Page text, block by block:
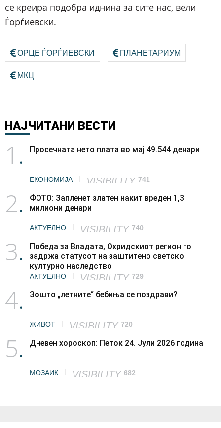
се креира подобра иднина за сите нас, вели
Ѓорѓиевски.
ОРЦЕ ЃОРЃИЕВСКИ ПЛАНЕТАРИУМ
МКЦ
НАЈЧИТАНИ ВЕСТИ
1 Просечната нето плата во мај 49.544 денари
ЕКОНОМИЈА VISIBILITY 741
2
ФОТО: Запленет златен накит вреден 1,3
милиони денари
АКТУЕЛНО VISIBILITY 740
3
Победа за Владата, Охридскиот регион го
задржа статусот на заштитено светско
културно наследство
АКТУЕЛНО VISIBILITY 729
4 Зошто „летните“ бебиња се поздрави?
ЖИВОТ VISIBILITY 720
5 Дневен хороскоп: Петок 24. Јули 2026 година
МОЗАИК VISIBILITY 682